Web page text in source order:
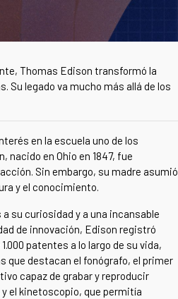
Thomas Edison transformó la
Su legado va mucho más allá de los
en la escuela uno de los
nacido en Ohio en 1847, fue
Sin embargo, su madre asumió
y el conocimiento.
a su curiosidad y a una incansable
de innovación, Edison registró
patentes a lo largo de su vida,
que destacan el fonógrafo, el primer
capaz de grabar y reproducir
y el kinetoscopio, que permitía